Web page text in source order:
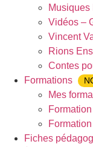
Vidéos –
Vincent
Rions
Contes
Formations
Mes
Fiches